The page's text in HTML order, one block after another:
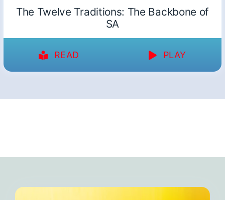
The Twelve Traditions: The Backbone of
SA
READ PLAY